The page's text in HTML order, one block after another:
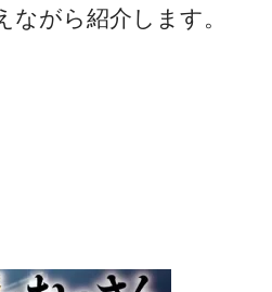
ながら紹介します。